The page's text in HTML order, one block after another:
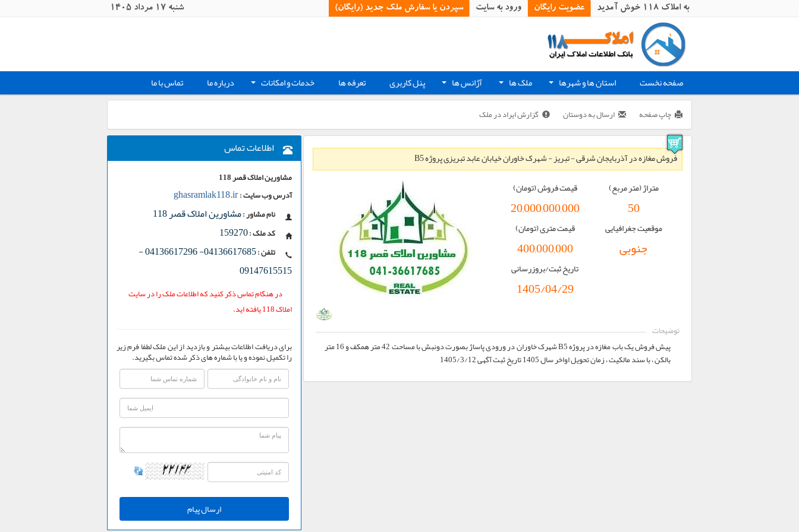
به املاک 118 خوش آمدید عضویت رایگان ورود به سایت سپردن یا سفارش ملک جدید (رایگان)‏ شنبه 17 مرداد 1405
صفحه نخست + استان ها و شهرها + ملک ها + آژانس ها پنل کاربری تعرفه ها + خدمات و امکانات درباره ما تماس با ما
چاپ صفحه ارسال به دوستان گزارش ایراد در ملک
فروش مغازه در آذربایجان شرقی - تبریز - شهرک خاوران خیابان عابد تبریزی پروژه B5
متراژ (متر مربع)
50
موقعیت جغرافیایی
جنوبی
قیمت فروش (تومان)
20,000,000,000
قیمت متری (تومان)
400,000,000
تاریخ ثبت/بروزرسانی
1405/04/29
توضیحات
پیش فروش یک باب مغازه در پروژه B5 شهرک خاوران در ورودی پاساژ بصورت دونبش با مساحت 42 متر همکف و 16 متر
بالکن ، با سند مالکیت ، زمان تحویل اواخر سال 1405 تاریخ ثبت آگهی 1405/3/12
اطلاعات تماس
مشاورین املاک قصر 118
آدرس وب سایت :ghasramlak118.ir
نام مشاور :مشاورین املاک قصر 118
کد ملک :159270
تلفن :04136617685- 04136617296
-
09147615515
در هنگام تماس ذکر کنید که اطلاعات ملک را در سایت
املاک 118 یافته اید.
برای دریافت اطلاعات بیشتر و بازدید از این ملک لطفا فرم زیر
را تکمیل نموده و یا با شماره های ذکر شده تماس بگیرید.
ارسال پیام